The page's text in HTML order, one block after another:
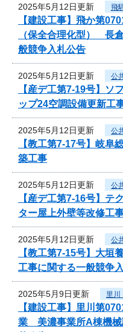
2025年5月12日更新 飛
【建設工事】飛か第
（保全合理化型） 長
般競争入札公告
2025年5月12日更新 公
【産デ工第7-19号】ソ
ップ24空調設備更新工
2025年5月12日更新 公
【教工第7-17号】岐阜
築工事
2025年5月12日更新 公
【産デ工第7-16号】テ
ター屋上外壁等改修工
2025年5月12日更新 公
【教工第7-15号】大垣
工事に関する一般競争
2025年5月9日更新 里川
【建設工事】里川第
業 美濃事業所A棟機械